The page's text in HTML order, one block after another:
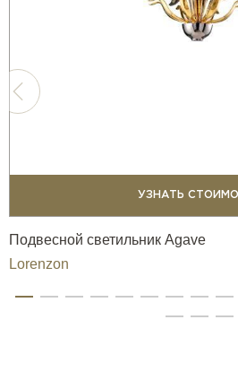
УЗНАТЬ
Подвесной светильник Agave
Lorenzon